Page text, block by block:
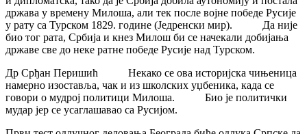
држава у времену Милоша, али тек после војне победе Русије
у рату са Турском 1829. године (Једренски мир). Да није
био тог рата, Србија и кнез Милош би се начекали добијања
државе све до неке ратне победе Русије над Турском.
Др Срђан Перишић Некако се ова историјска чињеница
намерно изоставља, чак и из школских уџбеника, када се
говори о мудрој политици Милоша. Био је политички
мудар јер се усаглашавао са Русијом.